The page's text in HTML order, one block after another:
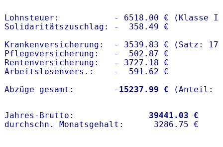
Lohnsteuer:           - 6518.00 € (Klasse I)
Solidaritätszuschlag: -  358.49 €
Krankenversicherung:  - 3539.83 € (Satz:
Pflegeversicherung:   -  502.87 €
Rentenversicherung:   - 3727.18 €
Arbeitslosenvers.:    -  591.62 €
Abzüge gesamt:        - 15237.99 €
Jahres-Brutto: 39441.03 €